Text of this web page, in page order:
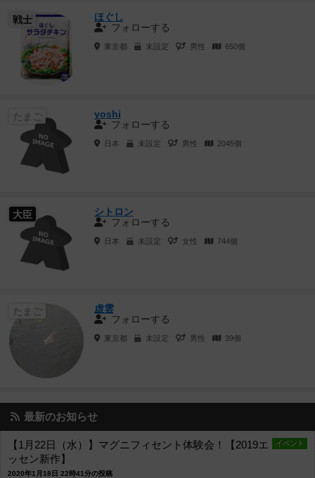
戦士
ほぐし
フォローする
東京都 未設定 男性 650個
yoshi
フォローする
日本 未設定 男性 2045個
大臣
シトロン
フォローする
日本 未設定 女性 744個
たまご
虚雲
フォローする
東京都 未設定 男性 39個
最新のお知らせ
イベント
【1月22日（水）】マグニフィセント体験会！【2019エ
ッセン新作】
2020年1月18日 22時41分の投稿